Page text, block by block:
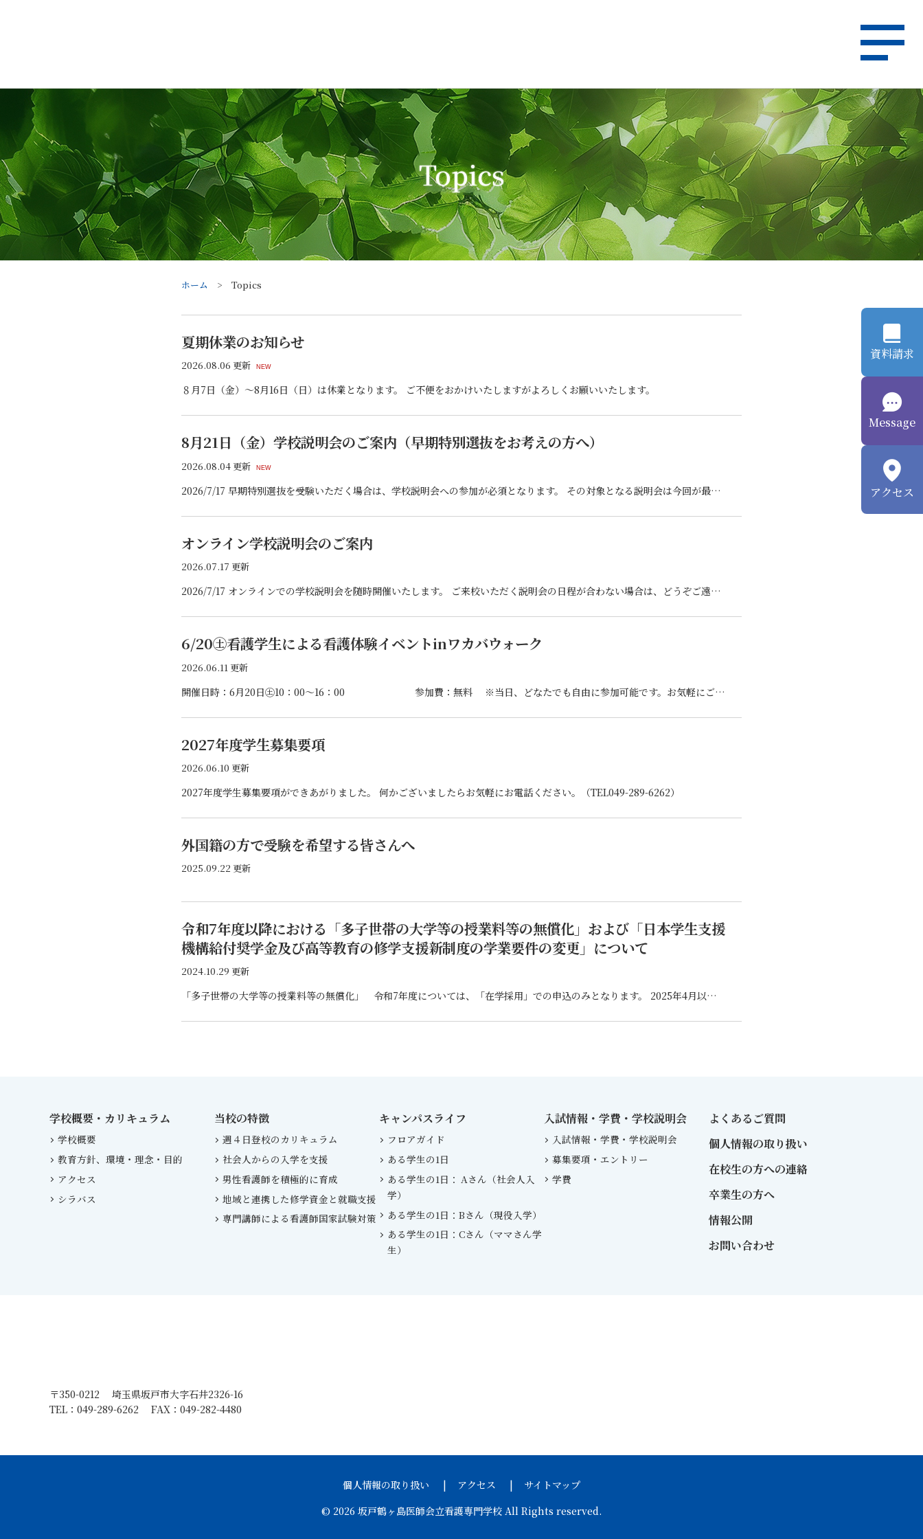
Topics
ホーム Topics
夏期休業のお知らせ
2026.08.06 更新 NEW
８月7日（金）～8月16日（日）は休業となります。 ご不便をおかけいたしますがよろしくお願いいたします。
8月21日（金）学校説明会のご案内（早期特別選抜をお考えの方へ）
2026.08.04 更新 NEW
2026/7/17 早期特別選抜を受験いただく場合は、学校説明会への参加が必須となります。 その対象となる説明会は今回が最終となります。 説明会に未参加で迷われ…
オンライン学校説明会のご案内
2026.07.17 更新
2026/7/17 オンラインでの学校説明会を随時開催いたします。 ご来校いただく説明会の日程が合わない場合は、どうぞご遠慮なくお問合せください。柔軟に対応いた…
6/20㊏看護学生による看護体験イベントinワカバウォーク
2026.06.11 更新
開催日時：6月20日㊏10：00～16：00 参加費：無料 ※当日、どなたでも自由に参加可能です。お気軽にご参加ください。
2027年度学生募集要項
2026.06.10 更新
2027年度学生募集要項ができあがりました。 何かございましたらお気軽にお電話ください。（TEL049-289-6262）
外国籍の方で受験を希望する皆さんへ
2025.09.22 更新
令和7年度以降における「多子世帯の大学等の授業料等の無償化」および「日本学生支援
機構給付奨学金及び高等教育の修学支援新制度の学業要件の変更」について
2024.10.29 更新
「多子世帯の大学等の授業料等の無償化」 令和7年度については、「在学採用」での申込のみとなります。 2025年4月以降、申請方法等・詳細が決まり次第ご案内いたし…
学校概要・カリキュラム
学校概要
教育方針、環境・理念・目的
アクセス
シラバス
当校の特徴
週４日登校のカリキュラム
社会人からの入学を支援
男性看護師を積極的に育成
地域と連携した修学資金と就職支援
専門講師による看護師国家試験対策
キャンパスライフ
フロアガイド
ある学生の1日
ある学生の1日： Aさん（社会人入
学）
ある学生の1日：Bさん（現役入学）
ある学生の1日：Cさん（ママさん学
生）
入試情報・学費・学校説明会
入試情報・学費・学校説明会
募集要項・エントリー
学費
よくあるご質問
個人情報の取り扱い
在校生の方への連絡
卒業生の方へ
情報公開
お問い合わせ
〒350-0212
埼玉県坂戸市大字石井2326-16
TEL：049-289-6262
FAX：049-282-4480
個人情報の取り扱い アクセス
サイトマップ
© 2026 坂戸鶴ヶ島医師会立看護専門学校 All Rights reserved.
資料請求
Message
アクセス